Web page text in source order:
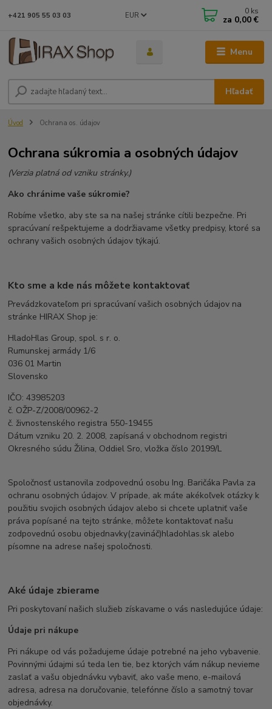
Menu
EUR
Hľadať
+421 905 55 03 03 0 ks
za 0,00 €
Úvod Ochrana os. údajov
Ochrana súkromia a osobných údajov
(Verzia platná od vzniku stránky.)
Ako chránime vaše súkromie?
Robíme všetko, aby ste sa na našej stránke cítili bezpečne. Pri
spracúvaní rešpektujeme a dodržiavame všetky predpisy, ktoré sa
ochrany vašich osobných údajov týkajú.
Kto sme a kde nás môžete kontaktovať
Prevádzkovateľom pri spracúvaní vašich osobných údajov na
stránke HIRAX Shop je:
HladoHlas Group, spol. s r. o.
Rumunskej armády 1/6
036 01 Martin
Slovensko
IČO: 43985203
č. OŽP-Z/2008/00962-2
č. živnostenského registra 550-19455
Dátum vzniku 20. 2. 2008, zapísaná v obchodnom registri
Okresného súdu Žilina, Oddiel Sro, vložka číslo 20199/L
Spoločnosť ustanovila zodpovednú osobu Ing. Baričáka Pavla za
ochranu osobných údajov. V prípade, ak máte akékoľvek otázky k
použitiu svojich osobných údajov alebo si chcete uplatniť vaše
práva popísané na tejto stránke, môžete kontaktovať našu
zodpovednú osobu objednavky(zavináč)hladohlas.sk alebo
písomne na adrese našej spoločnosti.
Aké údaje zbierame
Pri poskytovaní našich služieb získavame o vás nasledujúce údaje:
Údaje pri nákupe
Pri nákupe od vás požadujeme údaje potrebné na jeho vybavenie.
Povinnými údajmi sú teda len tie, bez ktorých vám nákup nevieme
zaslať a vašu objednávku vybaviť, ako vaše meno, e-mailová
adresa, adresa na doručovanie, telefónne číslo a samotný tovar
objednávky.